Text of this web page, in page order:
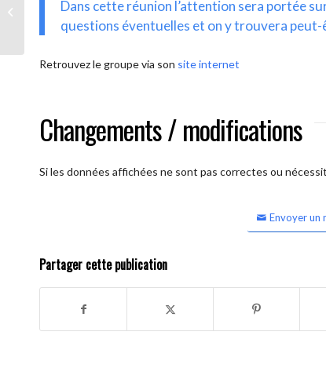
Dans cette réunion l’attention sera portée
questions éventuelles et on y trouvera peut-
Retrouvez le groupe via son site internet
Changements / modifications
Si les données affichées ne sont pas correctes ou
Envoyer un
Partager cette publication
AA-UNITE.BE (Débutant/Parrainage)